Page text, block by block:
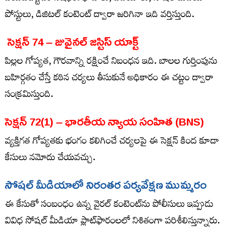
పోస్టులు, డిజిటల్ కంటెంట్ ద్వారా జరిగినా ఇది వర్తిస్తుంది.
సెక్షన్ 74 – జువైనల్​ జస్టిస్​ యాక్ట్​
పిల్లల గోప్యత, గౌరవాన్ని రక్షించే నిబంధన ఇది. బాలల గుర్తింపును
బహిర్గతం చేస్తే కఠిన చర్యలు తీసుకునే అధికారం ఈ చట్టం ద్వారా
సంక్రమిస్తుంది.
సెక్షన్ 72(1) – భారతీయన్యాయ సంహిత (BNS)
వ్యక్తిగత గోప్యతకు భంగం కలిగించే చర్యలపై ఈ సెక్షన్ కింద కూడా
కేసులు నమోదు చేయవచ్చు.
సోషల్మీడియాలో నిరంతర పర్యవేక్షణముమ్మరం
ఈ కేసుతో సంబంధం ఉన్న వైరల్ కంటెంట్‌ను పోలీసులు ఇప్పుడు
వివిధ సోషల్​ మీడియా ప్లాట్‌ఫారంలలో నిశితంగా పరిశీలిస్తున్నారు.